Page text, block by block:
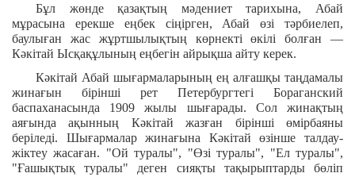
Бұл жөнде қазақтың мәдениет тарихына, Абай
мұрасына ерекше еңбек сіңірген, Абай өзі тәрбиелеп,
баулыған жас жұртшылықтың көрнекті өкілі болған —
Кәкітай Ысқақұлының еңбегін айрықша айту керек.
Кәкітай Абай шығармаларының ең алғашқы таңдамалы
жинағын бірінші рет Петербургтегі Бораганский
баспаханасында 1909 жылы шығарады. Сол жинақтың
аяғында ақынның Кәкітай жазған бірінші өмірбаяны
беріледі. Шығармалар жинағына Кәкітай өзінше талдау-
жіктеу жасаған. "Ой туралы", "Өзі туралы", "Ел туралы",
"Ғашықтық туралы" деген сияқты тақырыптарды бөліп